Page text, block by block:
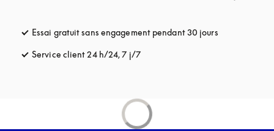
Essai gratuit sans engagement pendant 30 jours
Service client 24 h/24, 7 j/7s’ouvre dans un nouvel onglet